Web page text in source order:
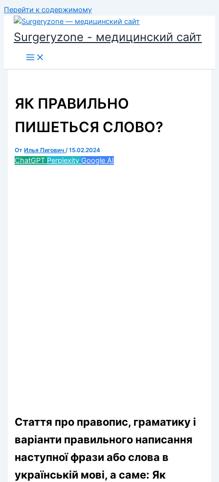
Перейти к содержимому
Surgeryzone - медицинский сайт
ЯК ПРАВИЛЬНО
ПИШЕТЬСЯ СЛОВО?
От Илья Пигович/15.02.2024
ChatGPT Perplexity Google AI
Стаття про правопис, граматику і
варіанти правильного написання
наступної фрази або слова в
українській мові, а саме: Як